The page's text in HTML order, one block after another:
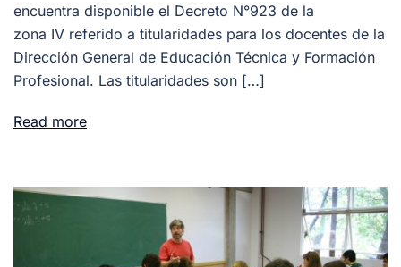
encuentra disponible el Decreto N°923 de la
zona IV referido a titularidades para los docentes de la
Dirección General de Educación Técnica y Formación
Profesional. Las titularidades son […]
Read more